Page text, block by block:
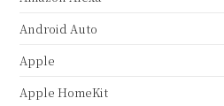
Android Auto
Apple
Apple HomeKit